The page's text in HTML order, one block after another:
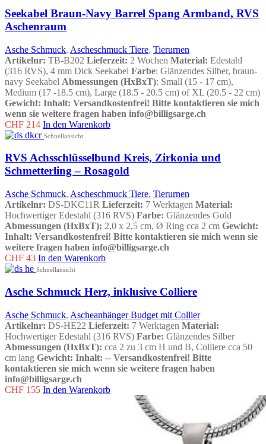
Seekabel Braun-Navy Barrel Spang Armband, RVS
Aschenraum
Asche Schmuck, Ascheschmuck Tiere, Tierurnen
Artikelnr: TB-B202 Lieferzeit: 2 Wochen Material: Edestahl
(316 RVS), 4 mm Dick Seekabel Farbe: Glänzendes Silber, braun-
navy Seekabel Abmessungen (HxBxT): Small (15 - 17 cm),
Medium (17 -18.5 cm), Large (18.5 - 20.5 cm) of XL (20.5 - 22 cm)
Gewicht: Inhalt: Versandkostenfrei! Bitte kontaktieren sie mich
wenn sie weitere fragen haben info@billigsarge.ch
CHF 214 In den Warenkorb
Schnellansicht
RVS Achsschlüsselbund Kreis, Zirkonia und
Schmetterling – Rosagold
Asche Schmuck, Ascheschmuck Tiere, Tierurnen
Artikelnr: DS-DKC11R Lieferzeit: 7 Werktagen Material:
Hochwertiger Edestahl (316 RVS) Farbe: Glänzendes Gold
Abmessungen (HxBxT): 2,0 x 2,5 cm, Ø Ring cca 2 cm Gewicht:
Inhalt: Versandkostenfrei! Bitte kontaktieren sie mich wenn sie
weitere fragen haben info@billigsarge.ch
CHF 43 In den Warenkorb
Schnellansicht
Asche Schmuck Herz, inklusive Colliere
Asche Schmuck, Ascheanhänger Budget mit Collier
Artikelnr: DS-HE22 Lieferzeit: 7 Werktagen Material:
Hochwertiger Edestahl (316 RVS) Farbe: Glänzendes Silber
Abmessungen (HxBxT): cca 2 zu 3 cm H und B, Colliere cca 50
cm lang Gewicht: Inhalt: -- Versandkostenfrei! Bitte
kontaktieren sie mich wenn sie weitere fragen haben
info@billigsarge.ch
CHF 155 In den Warenkorb